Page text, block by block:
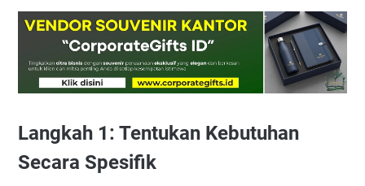
Langkah 1: Tentukan Kebutuhan
Secara Spesifik